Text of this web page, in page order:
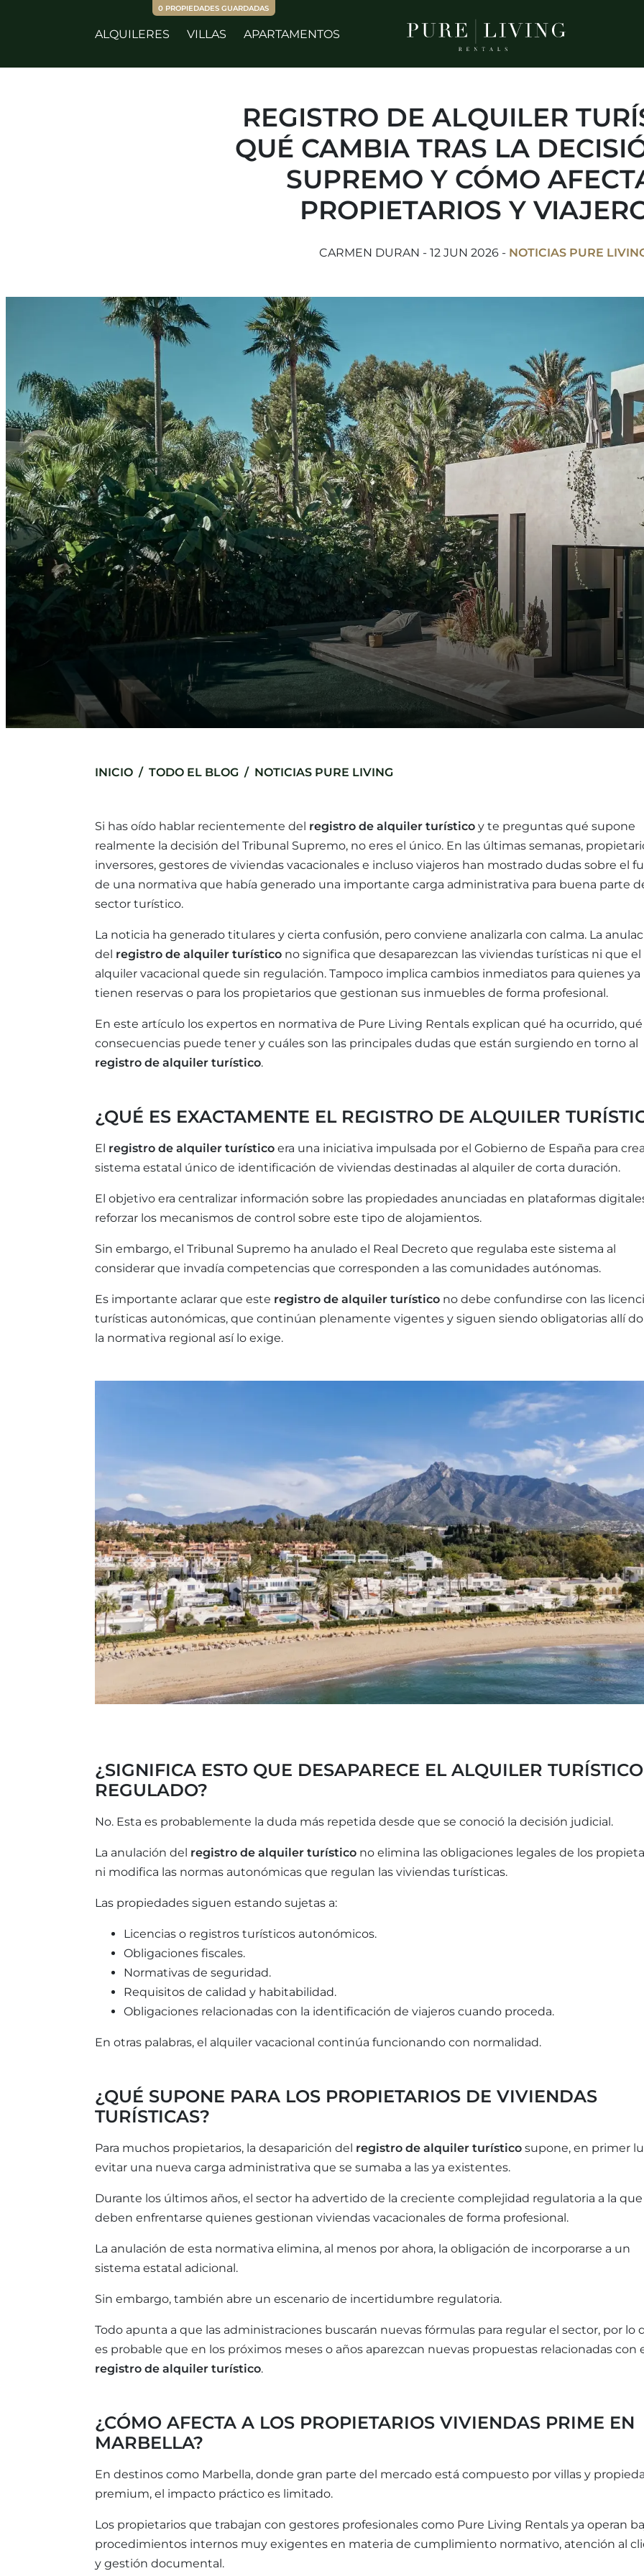
ALQUILERES VILLAS APARTAMENTOS
0 PROPIEDADES GUARDADAS
REGISTRO DE ALQUILER
QUÉ CAMBIA TRAS LA
SUPREMO Y CÓMO
PROPIETARIOS Y
CARMEN DURAN - 12 JUN 2026 - NOTICIAS PURE
INICIO TODO EL BLOG NOTICIAS PURE LIVING
Si has oído hablar recientemente del registro de alquiler turístico y te preguntas qué supone
realmente la decisión del Tribunal Supremo, no eres el único. En las últimas semanas,
inversores, gestores de viviendas vacacionales e incluso viajeros han mostrado dudas sobre el
de una normativa que había generado una importante carga administrativa para buena parte
sector turístico.
La noticia ha generado titulares y cierta confusión, pero conviene analizarla con calma. La
del registro de alquiler turístico no significa que desaparezcan las viviendas turísticas ni que el
alquiler vacacional quede sin regulación. Tampoco implica cambios inmediatos para quienes ya
tienen reservas o para los propietarios que gestionan sus inmuebles de forma profesional.
En este artículo los expertos en normativa de Pure Living Rentals explican qué ha ocurrido, qué
consecuencias puede tener y cuáles son las principales dudas que están surgiendo en torno al
registro de alquiler turístico.
¿QUÉ ES EXACTAMENTE EL REGISTRO DE ALQUILER
El registro de alquiler turístico era una iniciativa impulsada por el Gobierno de España para
sistema estatal único de identificación de viviendas destinadas al alquiler de corta duración.
El objetivo era centralizar información sobre las propiedades anunciadas en plataformas
reforzar los mecanismos de control sobre este tipo de alojamientos.
Sin embargo, el Tribunal Supremo ha anulado el Real Decreto que regulaba este sistema al
considerar que invadía competencias que corresponden a las comunidades autónomas.
Es importante aclarar que este registro de alquiler turístico no debe confundirse con las
turísticas autonómicas, que continúan plenamente vigentes y siguen siendo obligatorias allí
la normativa regional así lo exige.
¿SIGNIFICA ESTO QUE DESAPARECE EL ALQUILER TURÍSTICO
REGULADO?
No. Esta es probablemente la duda más repetida desde que se conoció la decisión judicial.
La anulación del registro de alquiler turístico no elimina las obligaciones legales de los
ni modifica las normas autonómicas que regulan las viviendas turísticas.
Las propiedades siguen estando sujetas a:
Licencias o registros turísticos autonómicos.
Obligaciones fiscales.
Normativas de seguridad.
Requisitos de calidad y habitabilidad.
Obligaciones relacionadas con la identificación de viajeros cuando proceda.
En otras palabras, el alquiler vacacional continúa funcionando con normalidad.
¿QUÉ SUPONE PARA LOS PROPIETARIOS DE VIVIENDAS
TURÍSTICAS?
Para muchos propietarios, la desaparición del registro de alquiler turístico supone, en primer
evitar una nueva carga administrativa que se sumaba a las ya existentes.
Durante los últimos años, el sector ha advertido de la creciente complejidad regulatoria a la que
deben enfrentarse quienes gestionan viviendas vacacionales de forma profesional.
La anulación de esta normativa elimina, al menos por ahora, la obligación de incorporarse a un
sistema estatal adicional.
Sin embargo, también abre un escenario de incertidumbre regulatoria.
Todo apunta a que las administraciones buscarán nuevas fórmulas para regular el sector, por lo
es probable que en los próximos meses o años aparezcan nuevas propuestas relacionadas con
registro de alquiler turístico.
¿CÓMO AFECTA A LOS PROPIETARIOS VIVIENDAS PRIME EN
MARBELLA?
En destinos como Marbella, donde gran parte del mercado está compuesto por villas y
premium, el impacto práctico es limitado.
Los propietarios que trabajan con gestores profesionales como Pure Living Rentals ya operan
procedimientos internos muy exigentes en materia de cumplimiento normativo, atención al
y gestión documental.